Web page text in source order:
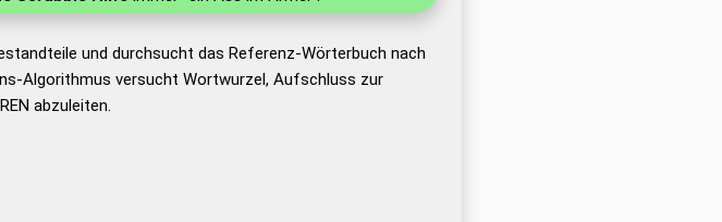
und durchsucht das Referenz-Wörterbuch nach
Algorithmus versucht Wortwurzel, Aufschluss zur
abzuleiten.